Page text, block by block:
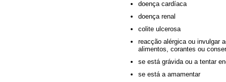
doença cardíaca
doença renal
colite ulcerosa
reacção alérgica ou invulgar
alimentos, corantes ou
se está grávida ou a tentar
se está a amamentar